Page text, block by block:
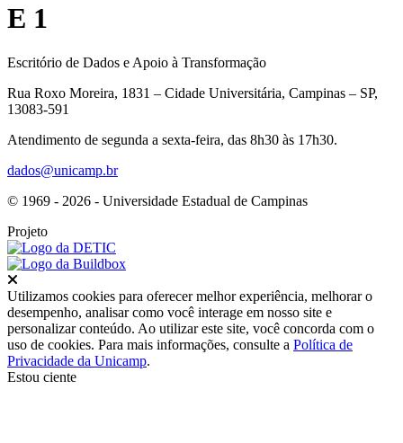
E 1
Escritório de Dados e Apoio à Transformação
Rua Roxo Moreira, 1831 – Cidade Universitária, Campinas – SP,
13083-591
Atendimento de segunda a sexta-feira, das 8h30 às 17h30.
dados@unicamp.br
© 1969 - 2026 - Universidade Estadual de Campinas
Projeto
Utilizamos cookies para oferecer melhor experiência, melhorar o
desempenho, analisar como você interage em nosso site e
personalizar conteúdo. Ao utilizar este site, você concorda com o
uso de cookies. Para mais informações, consulte a Política de
Privacidade da Unicamp.
Estou ciente